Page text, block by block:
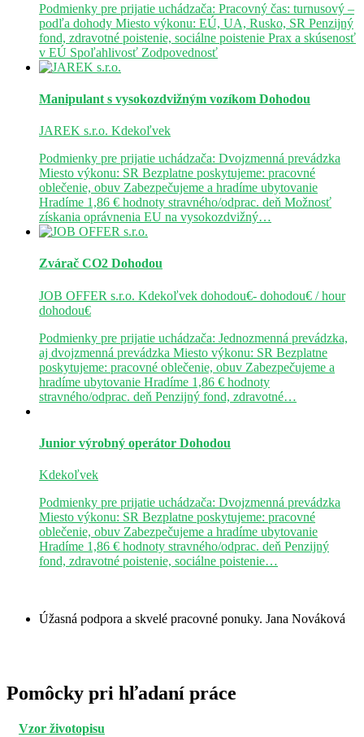
Podmienky pre prijatie uchádzača: Pracovný čas: turnusový –
podľa dohody Miesto výkonu: EÚ, UA, Rusko, SR Penzijný
fond, zdravotné poistenie, sociálne poistenie Prax a skúsenosť
v EÚ Spoľahlivosť Zodpovednosť
Manipulant s vysokozdvižným vozíkom Dohodou
JAREK s.r.o. Kdekoľvek
Podmienky pre prijatie uchádzača: Dvojzmenná prevádzka
Miesto výkonu: SR Bezplatne poskytujeme: pracovné
oblečenie, obuv Zabezpečujeme a hradíme ubytovanie
Hradíme 1,86 € hodnoty stravného/odprac. deň Možnosť
získania oprávnenia EU na vysokozdvižný…
Zvárač CO2 Dohodou
JOB OFFER s.r.o. Kdekoľvek dohodou€- dohodou€ / hour
dohodou€
Podmienky pre prijatie uchádzača: Jednozmenná prevádzka,
aj dvojzmenná prevádzka Miesto výkonu: SR Bezplatne
poskytujeme: pracovné oblečenie, obuv Zabezpečujeme a
hradíme ubytovanie Hradíme 1,86 € hodnoty
stravného/odprac. deň Penzijný fond, zdravotné…
Junior výrobný operátor Dohodou
Kdekoľvek
Podmienky pre prijatie uchádzača: Dvojzmenná prevádzka
Miesto výkonu: SR Bezplatne poskytujeme: pracovné
oblečenie, obuv Zabezpečujeme a hradíme ubytovanie
Hradíme 1,86 € hodnoty stravného/odprac. deň Penzijný
fond, zdravotné poistenie, sociálne poistenie…
Úžasná podpora a skvelé pracovné ponuky. Jana Nováková
Pomôcky pri hľadaní práce
Vzor životopisu